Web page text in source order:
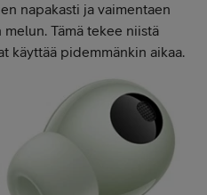
napakasti ja vaimentaen
Tämä tekee niistä
käyttää pidemmänkin aikaa.